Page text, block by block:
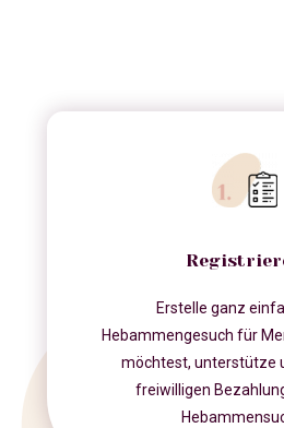
Erstelle ganz
Hebammengesuch für
möchtest, unterstütze
freiwilligen